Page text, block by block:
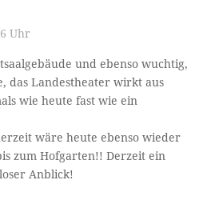
Uhr
und ebenso wuchtig,
das Landestheater wirkt aus
wie heute fast wie ein
wäre heute ebenso wieder
zum Hofgarten!! Derzeit ein
Anblick!